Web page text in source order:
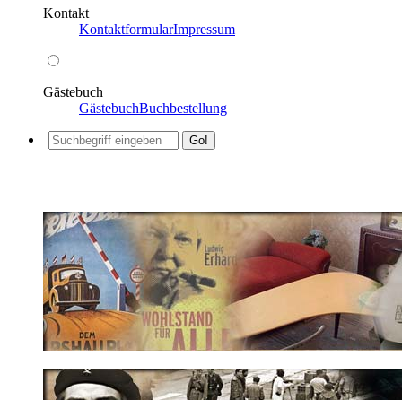
Kontakt
KontaktformularImpressum
Gästebuch
GästebuchBuchbestellung